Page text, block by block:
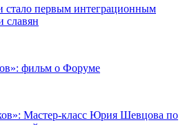
стало первым интеграционным
славян
фильм о Форуме
Мастер-класс Юрия Шевцова по